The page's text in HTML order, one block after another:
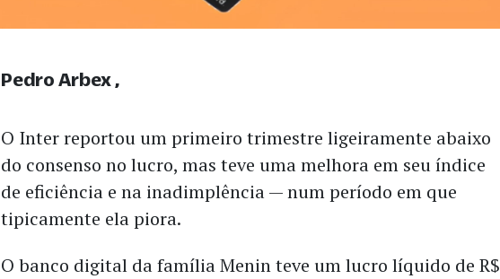
O Inter reportou um primeiro trimestre ligeiramente abaixo
do consenso no lucro, mas teve uma melhora em seu índice
de eficiência e na inadimplência — num período em que
tipicamente ela piora.
O banco digital da família Menin teve um lucro líquido de R$
Pedro Arbex